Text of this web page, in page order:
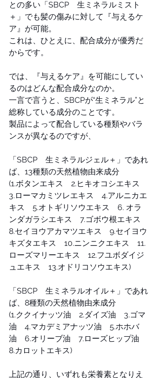
との多い「SBCP　生ミネラルミスト
＋」でも髪の傷みに対して『与えるケ
ア』が可能。
これは、ひとえに、配合成分が優秀だ
からです。
では、『与えるケア』を可能にしてい
るのはどんな配合成分なのか。
一言で言うと、SBCPが“生ミネラル”と
総称している成分のことです。
製品によって配合している種類やバラ
ンスが異なるのですが、
「SBCP　生ミネラルジェル＋」であれ
ば、13種類の天然植物由来成分
(1.ボタンエキス　2.ヒキオコシエキス
3.ローマカミツレエキス　4.アルニカエ
キス　5.オトギリソウエキス　6. オラ
ンダガラシエキス　7.ゴボウ根エキス
8.セイヨウアカマツエキス　9.セイヨウ
キズタエキス　10.ニンニクエキス　11.
ローズマリーエキス　12.フユボダイジ
ュエキス　13.オドリコソウエキス)
「SBCP　生ミネラルオイル＋」であれ
ば、8種類の天然植物由来成分
(1.ククイナッツ油　2.ダイズ油　3.ゴマ
油　4.マカデミアナッツ油　5.ホホバ
油　6.オリーブ油　7.ローズヒップ油
8.カロットエキス)
上記の通り、いずれも栄養素となりえ